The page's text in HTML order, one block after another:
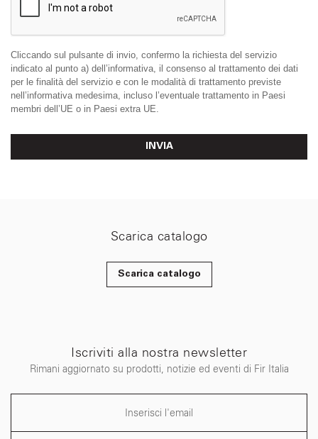
Cliccando sul pulsante di invio, confermo la richiesta del servizio
indicato al punto a) dell’informativa, il consenso al trattamento dei dati
per le finalità del servizio e con le modalità di trattamento previste
nell’informativa medesima, incluso l’eventuale trattamento in Paesi
membri dell’UE o in Paesi extra UE.
INVIA
Scarica catalogo
Scarica catalogo
Iscriviti alla nostra newsletter
Rimani aggiornato su prodotti, notizie ed eventi di Fir Italia